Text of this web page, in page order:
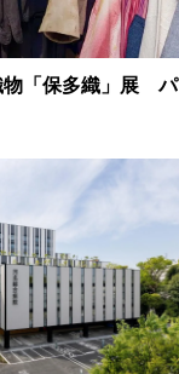
物「保多織」展 パ